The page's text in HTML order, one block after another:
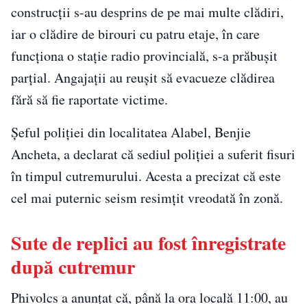
construcții s-au desprins de pe mai multe clădiri,
iar o clădire de birouri cu patru etaje, în care
funcționa o stație radio provincială, s-a prăbușit
parțial. Angajații au reușit să evacueze clădirea
fără să fie raportate victime.
Șeful poliției din localitatea Alabel, Benjie
Ancheta, a declarat că sediul poliției a suferit fisuri
în timpul cutremurului. Acesta a precizat că este
cel mai puternic seism resimțit vreodată în zonă.
Sute de replici au fost înregistrate
după cutremur
Phivolcs a anunțat că, până la ora locală 11:00, au